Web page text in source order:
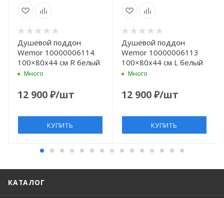
Душевой поддон
Wemor 10000006114
100×80x44 см R белый
Много
12 900₽/шт
КУПИТЬ
Душевой поддон
Wemor 10000006113
100×80x44 см L белый
Много
12 900₽/шт
КУПИТЬ
КАТАЛОГ